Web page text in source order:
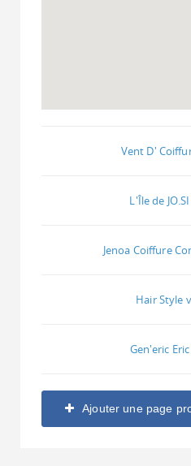
Vent D'
L'Île de
Jenoa Coiffure
Hair Style
Gen'eric
Ajouter une page